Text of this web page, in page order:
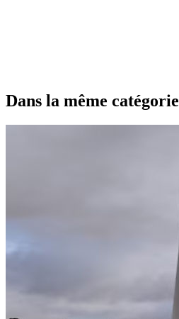
Dans la même catégorie